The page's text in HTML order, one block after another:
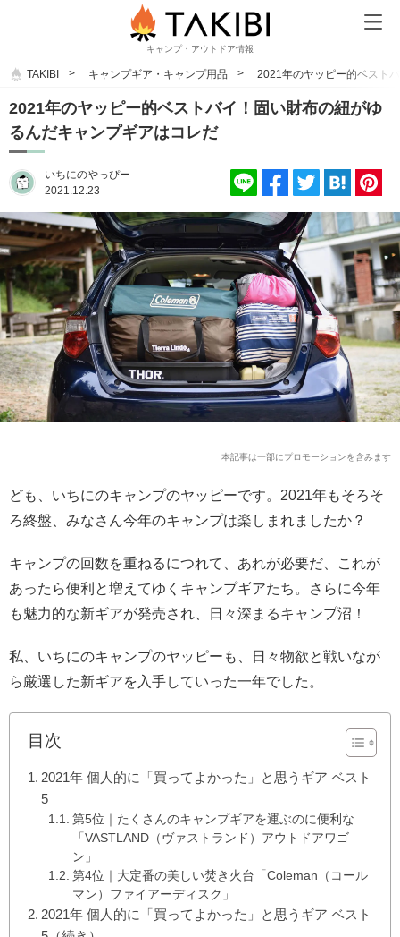
キャンプ・アウトドア情報
TAKIBI キャンプギア・キャンプ用品 2021年のヤッピー的ベスト
2021年のヤッピー的ベストバイ！固い財布の紐がゆ
るんだキャンプギアはコレだ
いちにのやっぴー
2021.12.23
本記事は一部にプロモーションを含みます
ども、いちにのキャンプのヤッピーです。2021年もそろそ
ろ終盤、みなさん今年のキャンプは楽しまれましたか？
キャンプの回数を重ねるにつれて、あれが必要だ、これが
あったら便利と増えてゆくキャンプギアたち。さらに今年
も魅力的な新ギアが発売され、日々深まるキャンプ沼！
私、いちにのキャンプのヤッピーも、日々物欲と戦いなが
ら厳選した新ギアを入手していった一年でした。
目次
2021年 個人的に「買ってよかった」と思うギア ベスト
5
第5位｜たくさんのキャンプギアを運ぶのに便利な
「VASTLAND（ヴァストランド）アウトドアワゴ
ン」
第4位｜大定番の美しい焚き火台「Coleman（コール
マン）ファイアーディスク」
2021年 個人的に「買ってよかった」と思うギア ベスト